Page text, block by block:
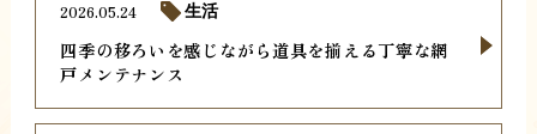
四季の移ろいを感じながら道具を揃える丁寧な網
戸メンテナンス
2026.05.24 生活